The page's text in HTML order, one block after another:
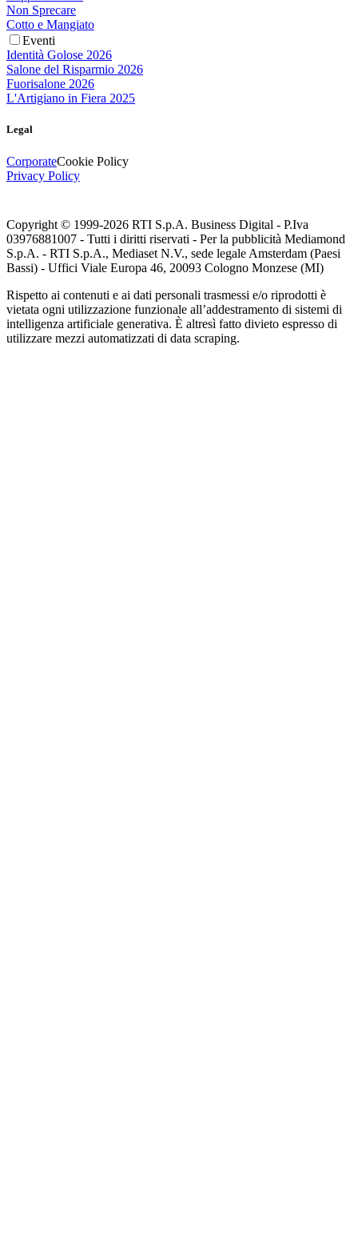
Non Sprecare
Cotto e Mangiato
Eventi
Identità Golose 2026
Salone del Risparmio 2026
Fuorisalone 2026
L'Artigiano in Fiera 2025
Legal
CorporateCookie Policy
Privacy Policy
Copyright © 1999-2026 RTI S.p.A. Business Digital - P.Iva
03976881007 - Tutti i diritti riservati - Per la pubblicità Mediamond
S.p.A. - RTI S.p.A., Mediaset N.V., sede legale Amsterdam (Paesi
Bassi) - Uffici Viale Europa 46, 20093 Cologno Monzese (MI)
Rispetto ai contenuti e ai dati personali trasmessi e/o riprodotti è
vietata ogni utilizzazione funzionale all’addestramento di sistemi di
intelligenza artificiale generativa. È altresì fatto divieto espresso di
utilizzare mezzi automatizzati di data scraping.